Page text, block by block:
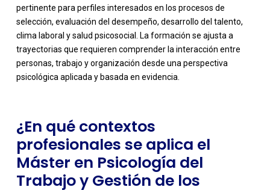
pertinente para perfiles interesados en los procesos de
selección, evaluación del desempeño, desarrollo del talento,
clima laboral y salud psicosocial. La formación se ajusta a
trayectorias que requieren comprender la interacción entre
personas, trabajo y organización desde una perspectiva
psicológica aplicada y basada en evidencia.
-
¿En qué contextos
profesionales se aplica el
Máster en Psicología del
Trabajo y Gestión de los